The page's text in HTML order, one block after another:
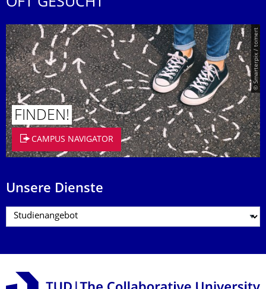
OFT GESUCHT
© Smarterpix / tomert
FINDEN!
CAMPUS NAVIGATOR
Unsere Dienste